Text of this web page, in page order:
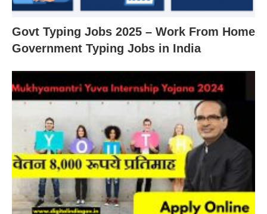
Govt Typing Jobs 2025 – Work From Home
Government Typing Jobs in India